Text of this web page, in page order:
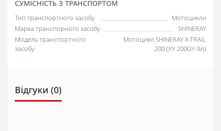
СУМІСНІСТЬ З ТРАНСПОРТОМ
Тип транспортного засобу
Мотоцикли
Марка транспорного засобу
SHINERAY
Модель транспортного
засобу
Мотоцикл SHINERAY X-TRAIL
200 (XY 200GY-9A)
Відгуки (0)